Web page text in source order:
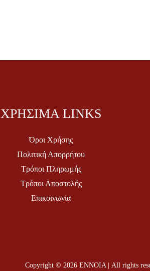
ΧΡΗΣΙΜΑ LINKS
Όροι Χρήσης
Πολιτική Απορρήτου
Τρόποι Πληρωμής
Τρόποι Αποστολής
Επικοινωνία
Copyright © 2026 ΕΝΝΟΙΑ | All rights